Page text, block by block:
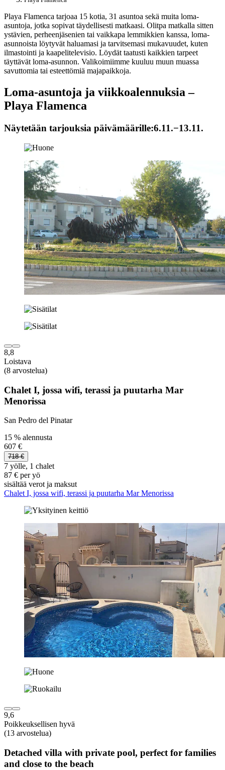
Playa Flamenca tarjoaa 15 kotia, 31 asuntoa sekä muita loma-
asuntoja, jotka sopivat täydellisesti matkaasi. Olitpa matkalla sitten
ystävien, perheenjäsenien tai vaikkapa lemmikkien kanssa, loma-
asunnoista löytyvät haluamasi ja tarvitsemasi mukavuudet, kuten
ilmastointi ja kaapelitelevisio. Löydät taatusti kaikkien tarpeet
täyttävät loma-asunnon. Valikoimiimme kuuluu muun muassa
savuttomia tai esteettömiä majapaikkoja.
Loma-asuntoja ja viikkoalennuksia –
Playa Flamenca
Näytetään tarjouksia päivämäärille:6.11.−13.11.
8,8
Loistava
(8 arvostelua)
Chalet I, jossa wifi, terassi ja puutarha Mar
Menorissa
San Pedro del Pinatar
15 % alennusta
607 €
718 €
7 yölle, 1 chalet
87 € per yö
sisältää verot ja maksut
Chalet I, jossa wifi, terassi ja puutarha Mar Menorissa
9,6
Poikkeuksellisen hyvä
(13 arvostelua)
Detached villa with private pool, perfect for families
and close to the beach